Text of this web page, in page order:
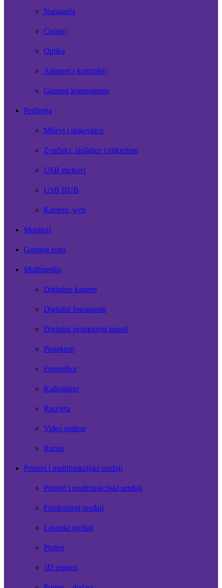
Napajanja
Cooleri
Optika
Adapteri i kontroleri
Gaming komponente
Periferija
Miševi i tipkovnice
Zvučnici, slušalice i mikrofoni
USB stickovi
USB HUB
Kamere, web
Monitori
Gaming zona
Multimedija
Digitalne kamere
Digitalni fotoaparati
Digitalni promotivni paneli
Projektori
Fotopribor
Kalkulatori
Rasvjeta
Video nadzor
Razno
Printeri i multifunkcijski uređaji
Printeri i multifunkcijski uređaji
Fotokopirni uređaji
Laserski uređaji
Ploteri
3D printeri